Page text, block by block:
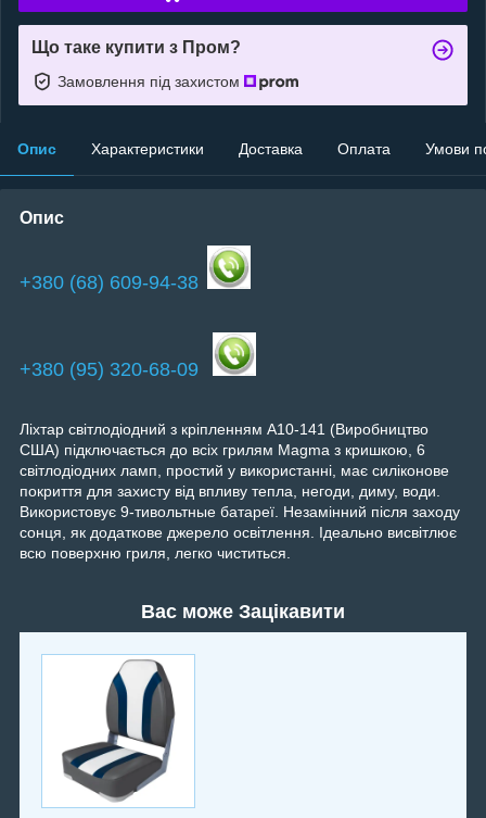
Що таке купити з Пром?
Замовлення під захистом
Опис Характеристики Доставка Оплата Умови
Опис
+380 (68) 609-94-38
+380 (95) 320-68-09
Ліхтар світлодіодний з кріпленням A10-141 (Виробництво
США) підключається до всіх грилям Magma з кришкою, 6
світлодіодних ламп, простий у використанні, має силіконове
покриття для захисту від впливу тепла, негоди, диму, води.
Використовує 9-тивольтные батареї. Незамінний після заходу
сонця, як додаткове джерело освітлення. Ідеально висвітлює
всю поверхню гриля, легко чиститься.
Вас може Зацікавити